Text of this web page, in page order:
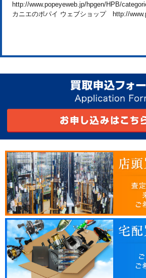
http://www.popeyeweb.jp/hpgen/HPB/
カニエのポパイ ウェブショップ http://